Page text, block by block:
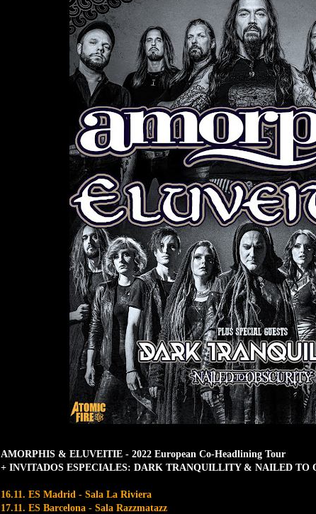
AMORPHIS & ELUVEITIE - 2022 European Co-Headlining Tour
+ INVITADOS ESPECIALES: DARK TRANQUILLITY & NAILED TO
16.11. ES Madrid - Sala La Riviera
17.11. ES Barcelona - Sala Razzmatazz